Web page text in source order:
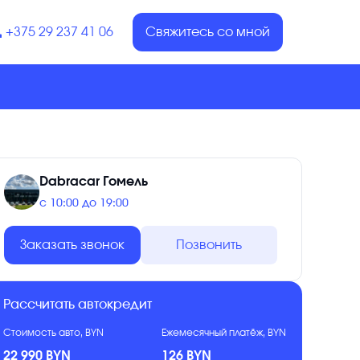
+375 29 237 41 06 Свяжитесь со мной
Dabracar Гомель
с 10:00 до 19:00
Заказать звонок Позвонить
Рассчитать автокредит
Стоимость авто, BYN
22 990 BYN
Ежемесячный платёж, BYN
126 BYN